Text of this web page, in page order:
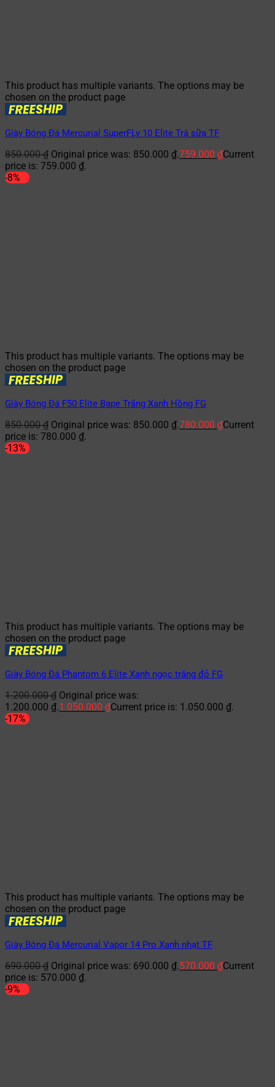
This product has multiple variants. The options may be
chosen on the product page
Giày Bóng Đá Mercurial SuperFLy 10 Elite Trà sữa TF
850.000₫ Original price was: 850.000 ₫.759.000 ₫Current
price is: 759.000 ₫.
-8%
This product has multiple variants. The options may be
chosen on the product page
Giày Bóng Đá F50 Elite Bape Trắng Xanh Hồng FG
850.000₫ Original price was: 850.000 ₫.780.000 ₫Current
price is: 780.000 ₫.
-13%
This product has multiple variants. The options may be
chosen on the product page
Giày Bóng Đá Phantom 6 Elite Xanh ngọc trắng đỏ FG
1.200.000₫ Original price was:
1.200.000 ₫.1.050.000 ₫Current price is: 1.050.000 ₫.
-17%
This product has multiple variants. The options may be
chosen on the product page
Giày Bóng Đá Mercurial Vapor 14 Pro Xanh nhạt TF
690.000₫ Original price was: 690.000 ₫.570.000 ₫Current
price is: 570.000 ₫.
-9%